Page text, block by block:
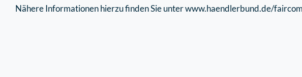
Nähere Informationen hierzu finden Sie unter www.haendlerbund.de/